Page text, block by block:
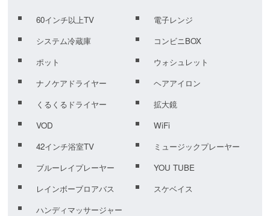
60インチ以上TV
電子レンジ
システム冷蔵庫
コンビニBOX
ポット
ウォシュレット
ナノケアドライヤー
ヘアアイロン
くるくるドライヤー
拡大鏡
VOD
WiFi
42インチ浴室TV
ミュージックプレーヤー
ブルーレイプレーヤー
YOU TUBE
レインボーブロアバス
スケベイス
ハンディマッサージャー